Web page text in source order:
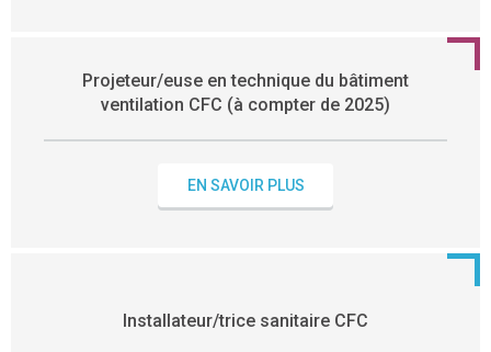
Projeteur/euse en technique du bâtiment
ventilation CFC (à compter de 2025)
EN SAVOIR PLUS
Installateur/trice sanitaire CFC